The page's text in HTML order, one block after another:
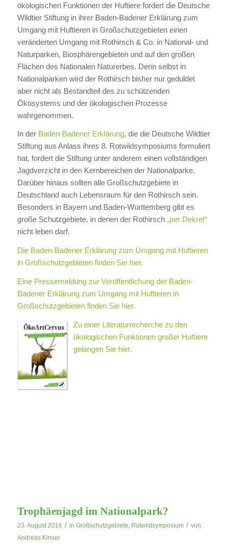
ökologischen Funktionen der Huftiere fordert die Deutsche
Wildtier Stiftung in ihrer Baden-Badener Erklärung zum
Umgang mit Huftieren in Großschutzgebieten einen
veränderten Umgang mit Rothirsch & Co. in National- und
Naturparken, Biosphärengebieten und auf den großen
Flächen des Nationalen Naturerbes. Denn selbst in
Nationalparken wird der Rothirsch bisher nur geduldet
aber nicht als Bestandteil des zu schützenden
Ökosystems und der ökologischen Prozesse
wahrgenommen.
In der Baden-Badener Erklärung, die die Deutsche Wildtier
Stiftung aus Anlass ihres 8. Rotwildsymposiums formuliert
hat, fordert die Stiftung unter anderem einen vollständigen
Jagdverzicht in den Kernbereichen der Nationalparke.
Darüber hinaus sollten alle Großschutzgebiete in
Deutschland auch Lebensraum für den Rothirsch sein.
Besonders in Bayern und Baden-Württemberg gibt es
große Schutzgebiete, in denen der Rothirsch „per Dekret“
nicht leben darf.
Die Baden-Badener Erklärung zum Umgang mit Huftieren
in Großschutzgebieten finden Sie hier.
Eine Pressemeldung zur Veröffentlichung der Baden-
Badener Erklärung zum Umgang mit Huftieren in
Großschutzgebieten finden Sie hier.
Zu einer Literaturrecherche zu den
ökologischen Funktionen großer Huftiere
gelangen Sie hier.
Trophäenjagd im Nationalpark?
23. August 2016 / in Großschutzgebiete Rotwildsymposium / von
Andreas Kinser